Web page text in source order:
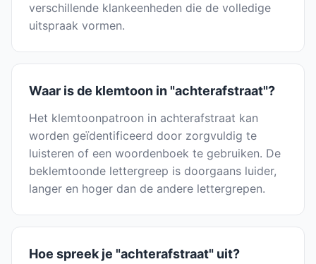
verschillende klankeenheden die de volledige
uitspraak vormen.
Waar is de klemtoon in "achterafstraat"?
Het klemtoonpatroon in achterafstraat kan
worden geïdentificeerd door zorgvuldig te
luisteren of een woordenboek te gebruiken. De
beklemtoonde lettergreep is doorgaans luider,
langer en hoger dan de andere lettergrepen.
Hoe spreek je "achterafstraat" uit?